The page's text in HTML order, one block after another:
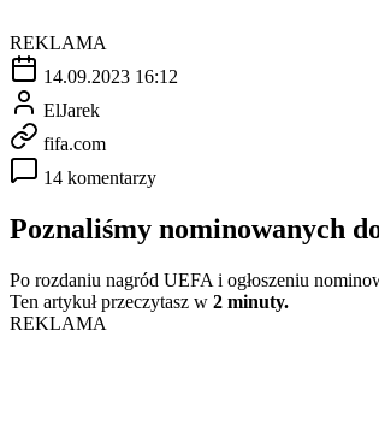
REKLAMA
14.09.2023 16:12
ElJarek
fifa.com
14 komentarzy
Poznaliśmy nominowanych
Po rozdaniu nagród UEFA i ogłoszeniu
Ten artykuł przeczytasz w 2 minuty.
REKLAMA